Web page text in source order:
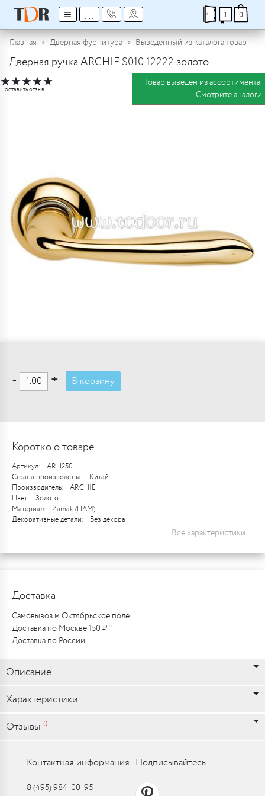
≡ ... 1 0
Главная Дверная фурнитура Выведенный из каталога товар
Дверная ручка ARCHIE S010 12222 золото
★★★★★
оставить отзыв
Товар выведен из ассортимента.
Смотрите аналоги
- + В корзину
Коротко о товаре
Артикул:
ARH250
Страна производства:
Китай
Производитель:
ARCHIE
Цвет:
Золото
Материал:
Zamak (ЦАМ)
Декоративные детали:
Без декора
Все характеристики...
Доставка
Самовывоз м.Октябрьское поле
Доставка по Москве 150 ₽ *
Доставка по России
Описание
Характеристики
Отзывы 0
Контактная информация
8 (495) 984-00-95
Подписывайтесь